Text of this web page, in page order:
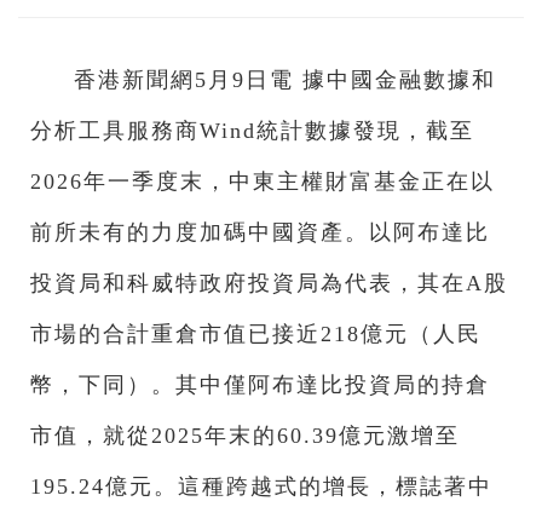
香港新聞網5月9日電 據中國金融數據和
分析工具服務商Wind統計數據發現，截至
2026年一季度末，中東主權財富基金正在以
前所未有的力度加碼中國資產。以阿布達比
投資局和科威特政府投資局為代表，其在A股
市場的合計重倉市值已接近218億元（人民
幣，下同）。其中僅阿布達比投資局的持倉
市值，就從2025年末的60.39億元激增至
195.24億元。這種跨越式的增長，標誌著中